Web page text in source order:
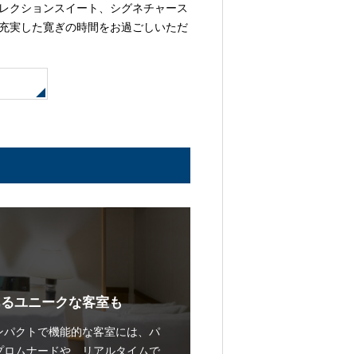
クションスイート、シグネチャース
実した寛ぎの時間をお過ごしいただ
ユニークな客室も
クトで機能的な客室には、パ
ロムナードや、リアルタイムで